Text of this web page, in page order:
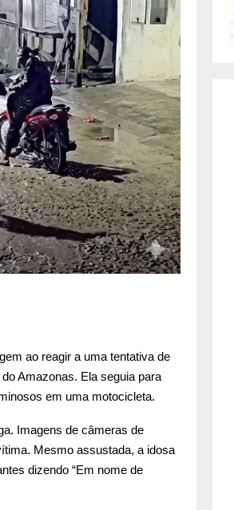
ao reagir a uma tentativa de
Amazonas. Ela seguia para
em uma motocicleta.
Imagens de câmeras de
Mesmo assustada, a idosa
dizendo “Em nome de